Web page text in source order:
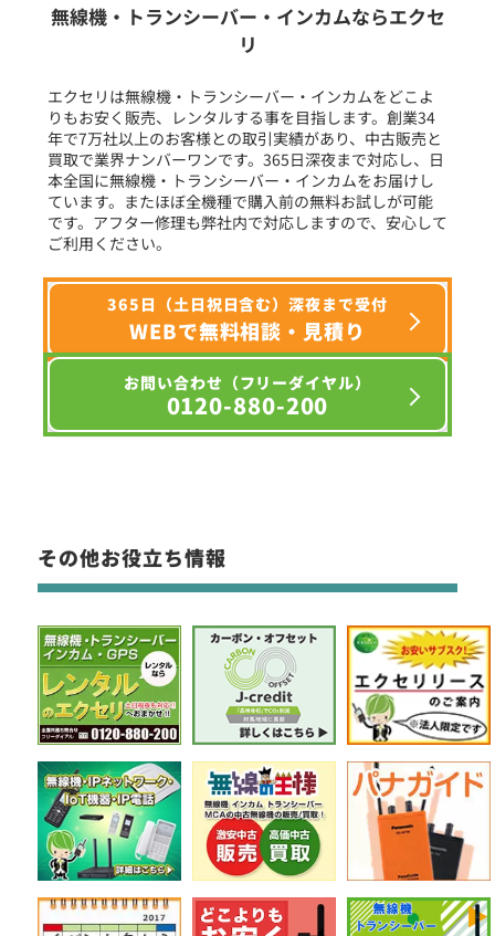
フリーワード入力(製品名等)
選択条件をリセット
無線機・トランシーバー・インカムならエクセ
リ
エクセリは無線機・トランシーバー・インカムをどこよ
りもお安く販売、レンタルする事を目指します。創業34
年で7万社以上のお客様との取引実績があり、中古販売と
買取で業界ナンバーワンです。365日深夜まで対応し、日
本全国に無線機・トランシーバー・インカムをお届けし
ています。またほぼ全機種で購入前の無料お試しが可能
です。アフター修理も弊社内で対応しますので、安心して
ご利用ください。
365日（土日祝日含む）深夜まで受付
WEBで無料相談・見積り
お問い合わせ（フリーダイヤル）
0120-880-200
その他お役立ち情報